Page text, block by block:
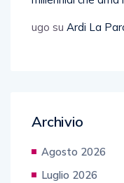
ugo su Ardi La
Archivio
Agosto 2026
Luglio 2026